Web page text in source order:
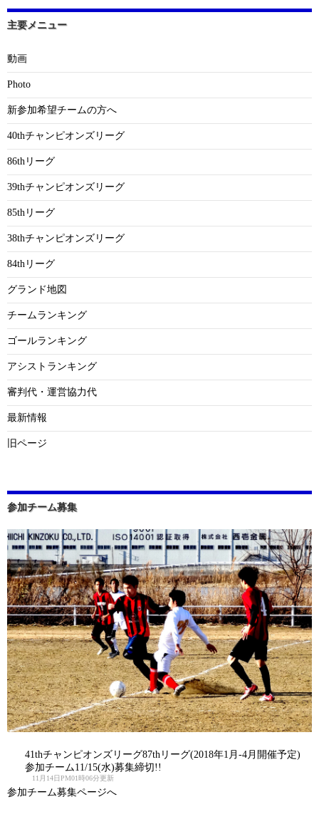
主要メニュー
動画
Photo
新参加希望チームの方へ
40thチャンピオンズリーグ
86thリーグ
39thチャンピオンズリーグ
85thリーグ
38thチャンピオンズリーグ
84thリーグ
グランド地図
チームランキング
ゴールランキング
アシストランキング
審判代・運営協力代
最新情報
旧ページ
参加チーム募集
41thチャンピオンズリーグ87thリーグ(2018年1月-4月開催予定)
参加チーム11/15(水)募集締切!!
11月14日PM01時06分更新
参加チーム募集ページへ